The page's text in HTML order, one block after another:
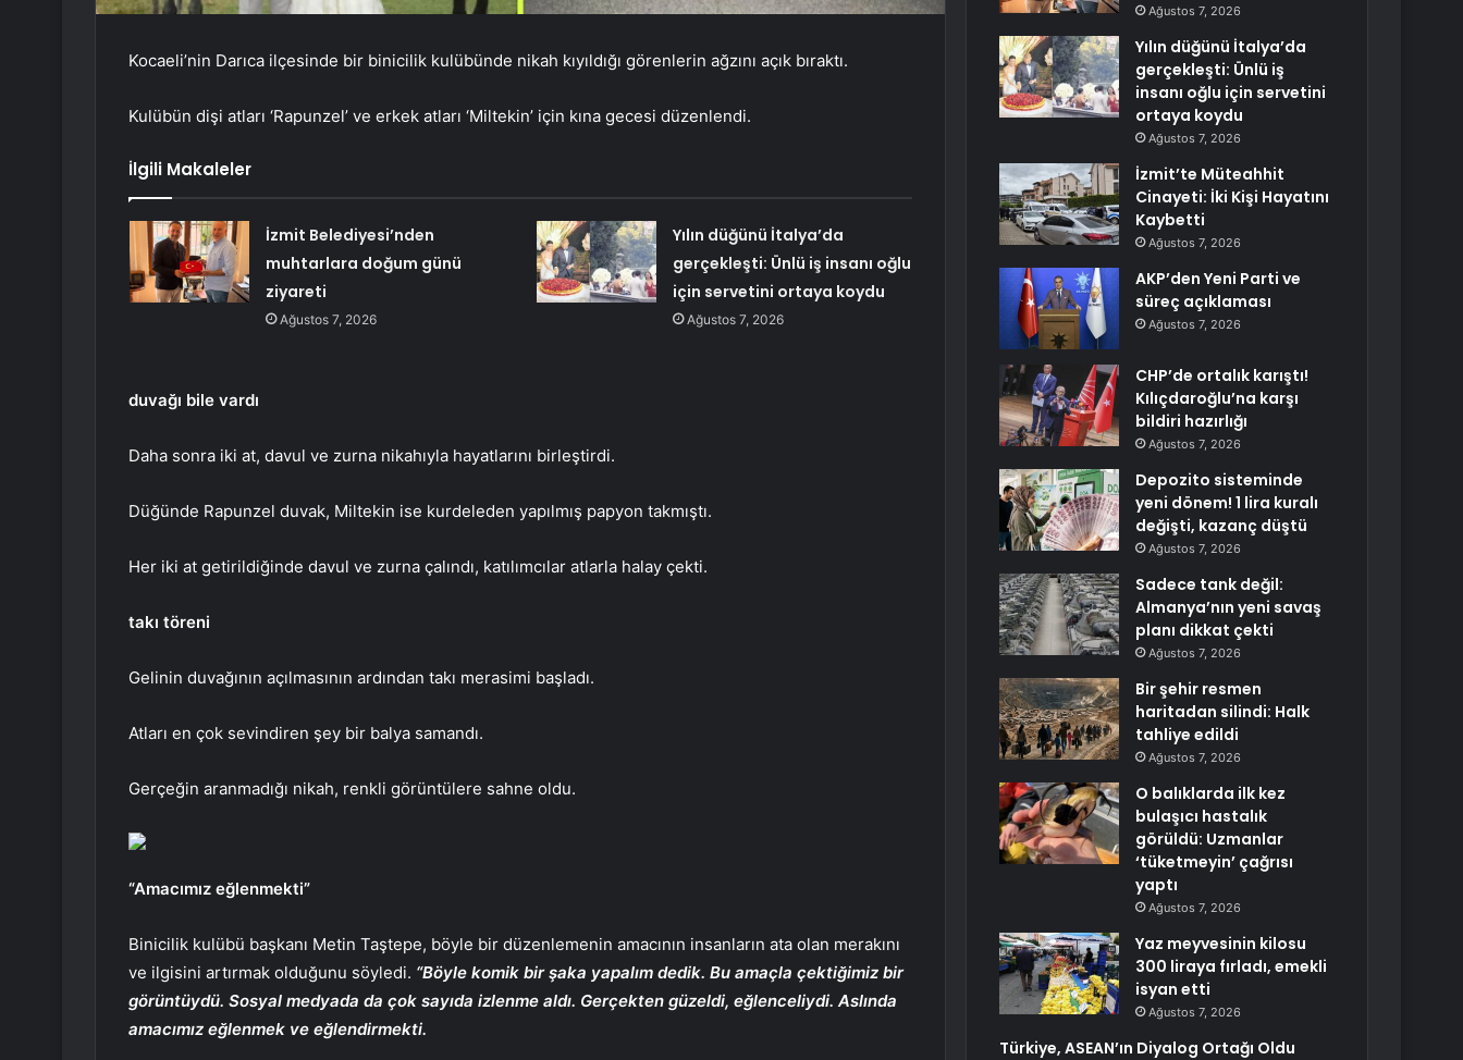
Kocaeli’nin Darıca ilçesinde bir binicilik kulübünde nikah kıyıldığı görenlerin ağzını açık bıraktı.
Kulübün dişi atları ‘Rapunzel’ ve erkek atları ‘Miltekin’ için kına gecesi düzenlendi.
İlgili Makaleler
İzmit Belediyesi’nden
muhtarlara doğum günü
ziyareti
Ağustos 7, 2026
Yılın düğünü İtalya’da
gerçekleşti: Ünlü iş insanı oğlu
için servetini ortaya koydu
Ağustos 7, 2026
duvağı bile vardı
Daha sonra iki at, davul ve zurna nikahıyla hayatlarını birleştirdi.
Düğünde Rapunzel duvak, Miltekin ise kurdeleden yapılmış papyon takmıştı.
Her iki at getirildiğinde davul ve zurna çalındı, katılımcılar atlarla halay çekti.
takı töreni
Gelinin duvağının açılmasının ardından takı merasimi başladı.
Atları en çok sevindiren şey bir balya samandı.
Gerçeğin aranmadığı nikah, renkli görüntülere sahne oldu.
“Amacımız eğlenmekti”
Binicilik kulübü başkanı Metin Taştepe, böyle bir düzenlemenin amacının insanların ata olan merakını
ve ilgisini artırmak olduğunu söyledi. “Böyle komik bir şaka yapalım dedik. Bu amaçla çektiğimiz bir
görüntüydü. Sosyal medyada da çok sayıda izlenme aldı. Gerçekten güzeldi, eğlenceliydi. Aslında
amacımız eğlenmek ve eğlendirmekti.
Ağustos 7, 2026
Yılın düğünü İtalya’da
gerçekleşti: Ünlü iş
insanı oğlu için servetini
ortaya koydu
Ağustos 7, 2026
İzmit’te Müteahhit
Cinayeti: İki Kişi Hayatını
Kaybetti
Ağustos 7, 2026
AKP’den Yeni Parti ve
süreç açıklaması
Ağustos 7, 2026
CHP’de ortalık karıştı!
Kılıçdaroğlu’na karşı
bildiri hazırlığı
Ağustos 7, 2026
Depozito sisteminde
yeni dönem! 1 lira kuralı
değişti, kazanç düştü
Ağustos 7, 2026
Sadece tank değil:
Almanya’nın yeni savaş
planı dikkat çekti
Ağustos 7, 2026
Bir şehir resmen
haritadan silindi: Halk
tahliye edildi
Ağustos 7, 2026
O balıklarda ilk kez
bulaşıcı hastalık
görüldü: Uzmanlar
‘tüketmeyin’ çağrısı
yaptı
Ağustos 7, 2026
Yaz meyvesinin kilosu
300 liraya fırladı, emekli
isyan etti
Ağustos 7, 2026
Türkiye, ASEAN’ın Diyalog Ortağı Oldu